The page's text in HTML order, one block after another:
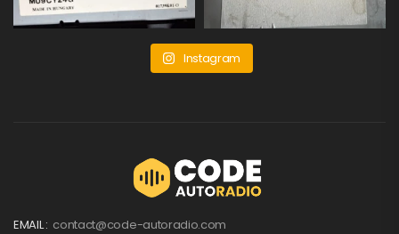
Instagram
EMAIL : contact@code-autoradio.com